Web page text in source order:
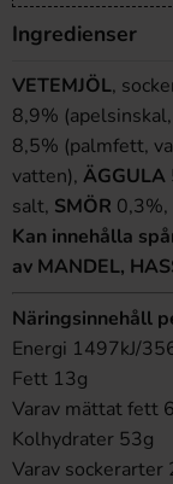
Ingredienser
VETEMJÖL,
8,9%
8,5% (palmfett,
vatten), ÄGGULA
salt, SMÖR 0,3%,
Kan innehålla
av MANDEL,
Näringsinnehåll
Energi 1497kJ/
Fett 13g
Varav mättat fett
Kolhydrater 53g
Varav sockerarter